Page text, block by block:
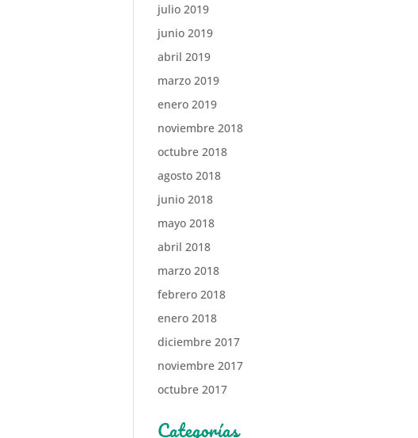
julio 2019
junio 2019
abril 2019
marzo 2019
enero 2019
noviembre 2018
octubre 2018
agosto 2018
junio 2018
mayo 2018
abril 2018
marzo 2018
febrero 2018
enero 2018
diciembre 2017
noviembre 2017
octubre 2017
Categorías